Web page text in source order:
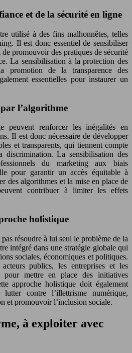
et de la sécurité en ligne
utilisé à des fins malhonnêtes, telles
Il est donc essentiel de sensibiliser
promouvoir des pratiques de sécurité
La sensibilisation à la protection des
promotion de la transparence des
essentielles pour instaurer un
l’algorithme
peuvent renforcer les inégalités en
Il est donc nécessaire de développer
et transparents, qui tiennent compte
La sensibilisation des
du marketing aux biais
pour garantir un accès équitable à
des algorithmes et la mise en place de
contribuer à limiter les effets
holistique
résoudre à lui seul le problème de la
intégré dans une stratégie globale qui
sociales, économiques et politiques.
publics, les entreprises et les
pour mettre en place des initiatives
approche holistique doit également
contre l’illettrisme numérique,
et promouvoir l’inclusion sociale.
à exploiter avec